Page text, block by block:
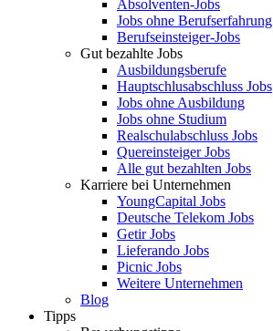
Absolventen-Jobs
Jobs ohne Berufserfahrung
Berufseinsteiger-Jobs
Gut bezahlte Jobs
Ausbildungsberufe
Hauptschlusabschluss Jobs
Jobs ohne Ausbildung
Jobs ohne Studium
Realschulabschluss Jobs
Quereinsteiger Jobs
Alle gut bezahlten Jobs
Karriere bei Unternehmen
YoungCapital Jobs
Deutsche Telekom Jobs
Getir Jobs
Lieferando Jobs
Picnic Jobs
Weitere Unternehmen
Blog
Tipps